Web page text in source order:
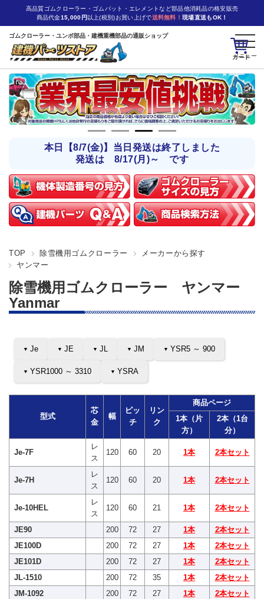
カート
高品質ゴムクローラー・ゴムパット・エレメントなど部品他消耗品の格安販売
商品代金15,000円 以上(税別)お買い上げで送料無料！ 現場直送もOK！
ゴムクローラー・ユンボ部品・建機重機部品の通販ショップ
本日【8/7(金)】当日発送は終了しました
発送は 8/17(月)～ です
TOP 除雪機用ゴムクローラー
メーカーから探す
ヤンマー
除雪機用ゴムクローラー ヤンマー
Yanmar
Je JE JL JM YSR5 ～ 900
YSR1000 ～ 3310 YSRA
型式
芯
金
幅
ピッ
チ
リン
ク
商品ページ
1本（片
方）
2本（1台
分）
Je-7F
レ
ス
120 60 20 1本 2本セット
Je-7H
レ
ス
120 60 20 1本 2本セット
Je-10HEL
レ
ス
120 60 21 1本 2本セット
JE90 200 72 27 1本
2本セット
JE100D
200 72 27 1本
2本セット
JE101D
200 72 27 1本
2本セット
JL-1510
200 72 35 1本
2本セット
JM-1092
200 72 27 1本 2本セット